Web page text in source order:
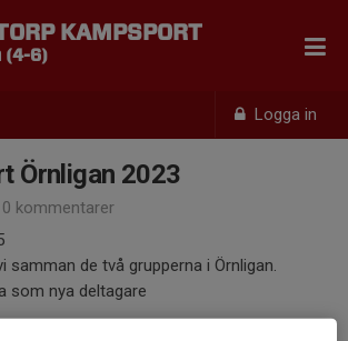
Logga in
KAMPSPORT
(4-6)
Örnligan 2023
0 kommentarer
samman de två grupperna i Örnligan.
som nya deltagare